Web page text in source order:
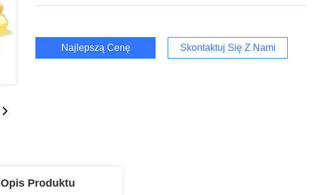
Najlepszą Cenę Skontaktuj Się Z Nami
Opis Produktu